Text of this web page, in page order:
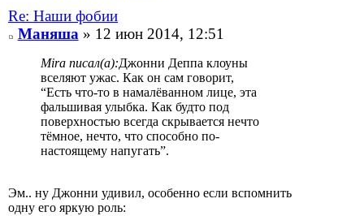
Re: Наши фобии
Маняша» 12 июн 2014, 12:51
Mira писал(а):Джонни Деппа клоуны
вселяют ужас. Как он сам говорит,
“Есть что-то в намалёванном лице, эта
фальшивая улыбка. Как будто под
поверхностью всегда скрывается нечто
тёмное, нечто, что способно по-
настоящему напугать”.
Эм.. ну Джонни удивил, особенно если вспомнить
одну его яркую роль: